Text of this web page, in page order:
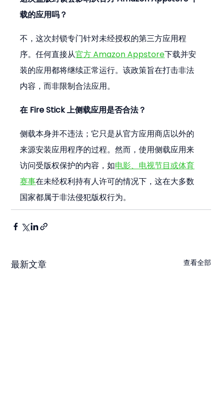
载的应用吗？
不，这次封锁专门针对未经授权的第三方应用程
序。任何直接从官方 Amazon Appstore下载并安
装的应用都将继续正常运行。该政策旨在打击非法
内容，而非限制合法应用。
在 Fire Stick 上侧载应用是否合法？
侧载本身并不违法；它只是从官方应用商店以外的
来源安装应用程序的过程。然而，使用侧载应用来
访问受版权保护的内容，如电影、电视节目或体育
赛事在未经权利持有人许可的情况下，这在大多数
国家都属于非法侵犯版权行为。
最新文章 查看全部